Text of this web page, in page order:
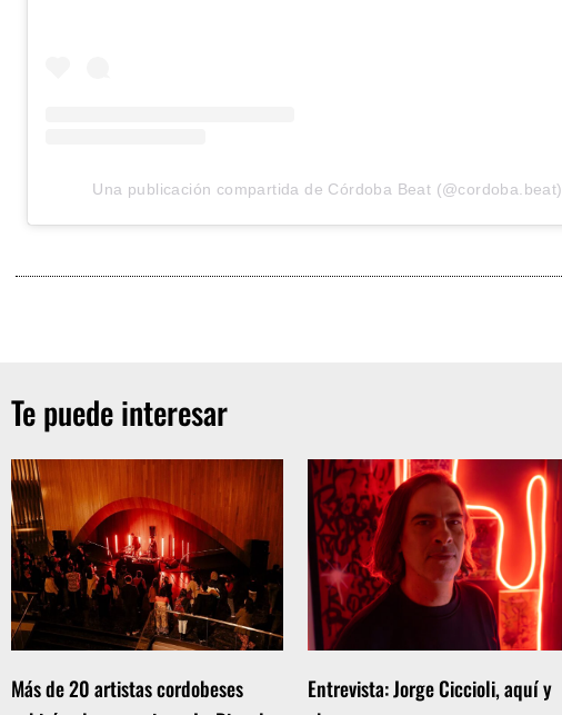
Una publicación compartida de Córdoba Beat (@cordoba.beat)
Te puede interesar
Más de 20 artistas cordobeses
Entrevista: Jorge Ciccioli, aquí y